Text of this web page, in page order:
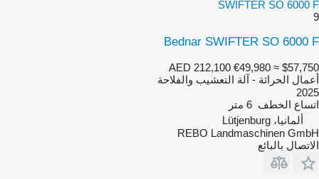
SWIFTER SO 6000 F
9
Bednar SWIFTER SO 6000 F
AED 212,100 €49,980 ≈ $57,750
أعمال الحراثة - آلة التعشيب والفلاحة
2025
اتساع الخطف 6 متر
ألمانيا، Lütjenburg
REBO Landmaschinen GmbH
الاتصال بالبائع